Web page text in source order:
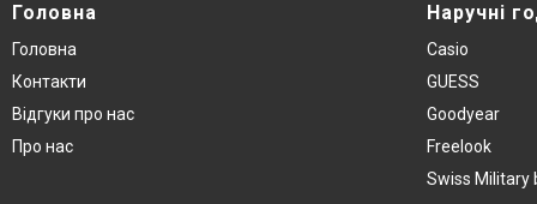
Головна
Головна
Контакти
Вiдгуки про нас
Про нас
Наручнi
Casio
GUESS
Goodyear
Freelook
Swiss Military